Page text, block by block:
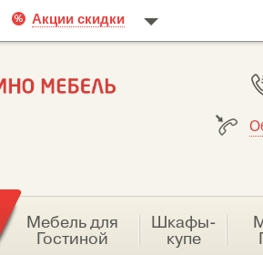
Акции скидки
Мебель для
Гостиной
Шкафы-
купе